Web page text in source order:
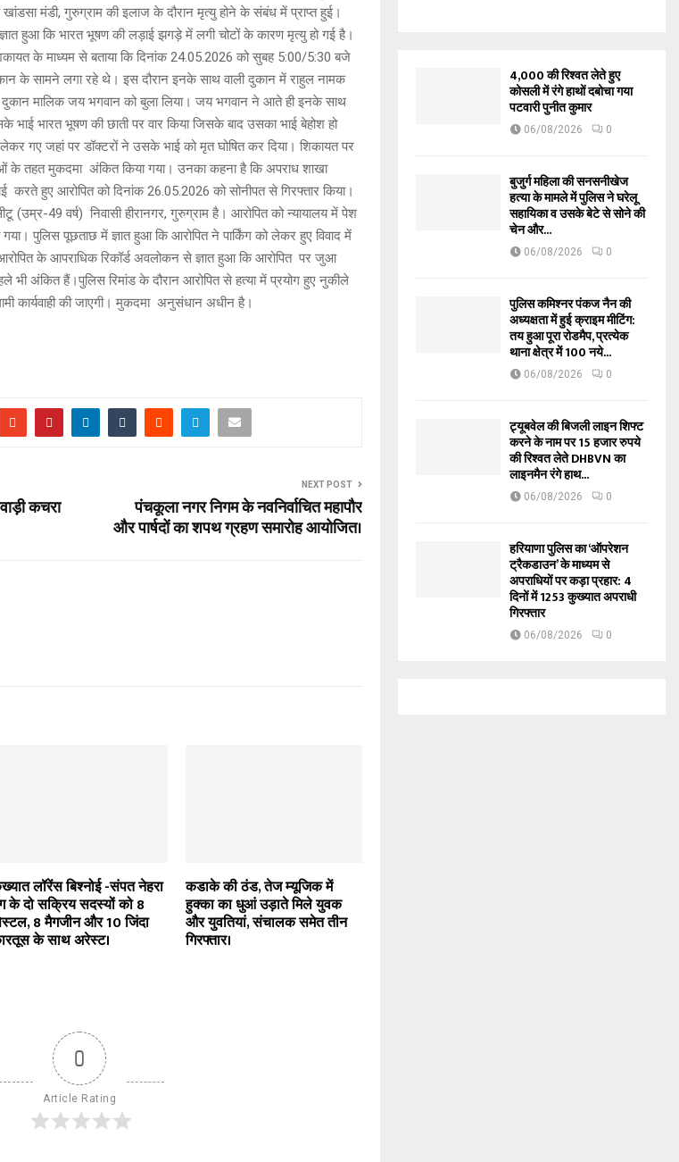
मंडी, गुरुग्राम की इलाज के दौरान मृत्यु होने के संबंध में प्राप्त हुई।
हुआ कि भारत भूषण की लड़ाई झगड़े में लगी चोटों के कारण मृत्यु हो गई है।
के माध्यम से बताया कि दिनांक 24.05.2026 को सुबह 5:00/5:30 बजे
के सामने लगा रहे थे। इस दौरान इनके साथ वाली दुकान में राहुल नामक
दुकान मालिक जय भगवान को बुला लिया। जय भगवान ने आते ही इनके साथ
भारत भूषण की छाती पर वार किया जिसके बाद उसका भाई बेहोश हो
गए जहां पर डॉक्टरों ने उसके भाई को मृत घोषित कर दिया। शिकायत पर
के तहत मुकदमा अंकित किया गया। उनका कहना है कि अपराध शाखा
करते हुए आरोपित को दिनांक 26.05.2026 को सोनीपत से गिरफ्तार किया।
(उम्र-49 वर्ष) निवासी हीरानगर, गुरुग्राम है। आरोपित को न्यायालय में पेश
पुलिस पूछताछ में ज्ञात हुआ कि आरोपित ने पार्किंग को लेकर हुए विवाद में
के आपराधिक रिकॉर्ड अवलोकन से ज्ञात हुआ कि आरोपित पर जुआ
अंकित हैं।पुलिस रिमांड के दौरान आरोपित से हत्या में प्रयोग हुए नुकीले
कार्यवाही की जाएगी। मुकदमा अनुसंधान अधीन है।
कचरा
NEXT POST
पंचकूला नगर निगम के नवनिर्वाचित महापौर
और पार्षदों का शपथ ग्रहण समारोह आयोजित।
लॉरेंस बिश्नोई -संपत नेहरा
के दो सक्रिय सदस्यों को 8
8 मैगजीन और 10 जिंदा
के साथ अरेस्ट।
कडाके की ठंड, तेज म्यूजिक में
हुक्का का धुआं उड़ाते मिले युवक
और युवतियां, संचालक समेत तीन
गिरफ्तार।
0
Article Rating
₹4,000 की रिश्वत लेते हुए
कोसली में रंगे हाथों दबोचा गया
पटवारी पुनीत कुमार
06/08/2026 0
बुजुर्ग महिला की सनसनीखेज
हत्या के मामले में पुलिस ने घरेलू
सहायिका व उसके बेटे से सोने की
चेन और...
06/08/2026 0
पुलिस कमिश्नर पंकज नैन की
अध्यक्षता में हुई क्राइम मीटिंग:
तय हुआ पूरा रोडमैप, प्रत्येक
थाना क्षेत्र में 100 नये...
06/08/2026 0
ट्यूबवेल की बिजली लाइन शिफ्ट
करने के नाम पर 15 हजार रुपये
की रिश्वत लेते DHBVN का
लाइनमैन रंगे हाथ...
06/08/2026 0
हरियाणा पुलिस का ‘ऑपरेशन
ट्रैकडाउन’ के माध्यम से
अपराधियों पर कड़ा प्रहार: 4
दिनों में 1253 कुख्यात अपराधी
गिरफ्तार
06/08/2026 0